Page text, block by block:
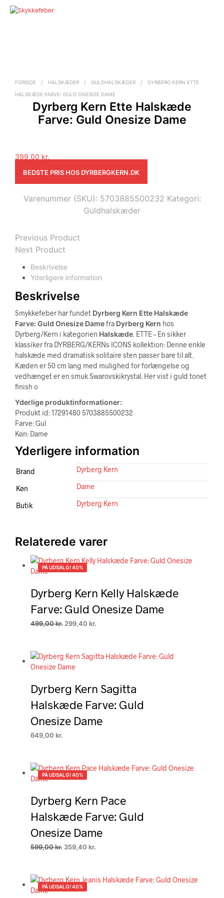
FORSIDE / HALSKÆDER / GULDHALSKÆDER /
DYRBERG KERN ETTE
HALSKÆDE FARVE: GULD ONESIZE DAME
Dyrberg Kern Ette Halskæde
Farve: Guld Onesize Dame
399,00 kr.
BEDSTE PRIS HOS DYRBERGKERN.DK
Varenummer (SKU): 5703885500232 Kategori:
Guldhalskæder
Previous Product
Next Product
Beskrivelse
Yderligere information
Beskrivelse
Smykkefeber har fundet Dyrberg Kern Ette Halskæde
Farve: Guld Onesize Damefra Dyrberg Kern hos
Dyrberg/Kern i kategorien Halskæde . ETTE – En sikker
klassiker fra DYRBERG/KERNs ICONS kollektion: Denne enkle
halskæde med dramatisk solitaire sten passer bare til alt.
Kæden er 50 cm lang med mulighed for forlængelse og
vedhænget er en smuk Swarovskikrystal. Her vist i guld tonet
finish o
Yderlige produktinformationer:
Produkt id: 17291480 5703885500232
Farve: Gul
Køn: Dame
Yderligere information
Brand Dyrberg Kern
Køn Dame
Butik Dyrberg Kern
Relaterede varer
PÅ UDSALG! 40%
Dyrberg Kern Kelly Halskæde
Farve: Guld Onesize Dame
499,00kr. Den
499,00 kr..
299,40 kr.
299,40 kr..
Dyrberg Kern Sagitta
Halskæde Farve: Guld
Onesize Dame
649,00 kr.
PÅ UDSALG! 40%
Dyrberg Kern Pace
Halskæde Farve: Guld
Onesize Dame
599,00kr. Den
599,00 kr..
359,40 kr.
359,40 kr..
PÅ UDSALG! 40%